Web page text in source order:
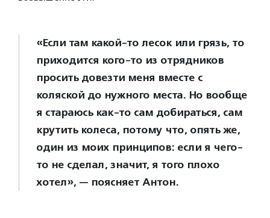
«Если там какой-то лесок или грязь, то
приходится кого-то из отрядников
просить довезти меня вместе с
коляской до нужного места. Но вообще
я стараюсь как-то сам добираться, сам
крутить колеса, потому что, опять же,
один из моих принципов: если я чего-
то не сделал, значит, я того плохо
хотел», — поясняет Антон.